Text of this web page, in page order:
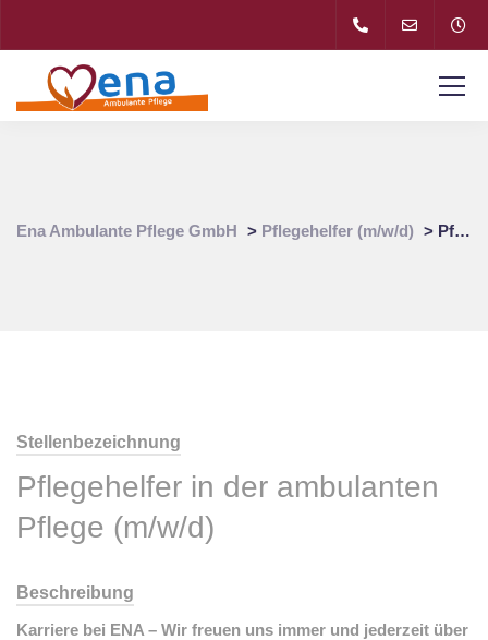
Ena Ambulante Pflege GmbH > Pflegehelfer (m/w/d) > Pflegehelfer (m/w/d) für Pflegedienst in 80337 Sendling
Stellenbezeichnung
Pflegehelfer in der ambulanten
Pflege (m/w/d)
Beschreibung
Karriere bei ENA – Wir freuen uns immer und jederzeit über